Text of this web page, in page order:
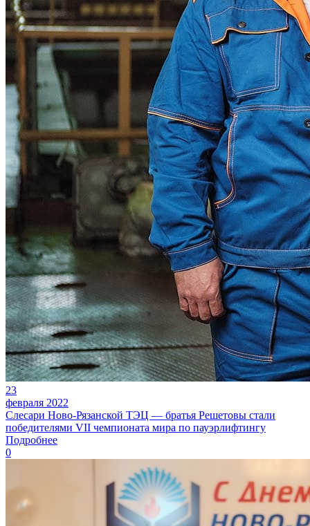
23
февраля 2022
Слесари Ново-Рязанской ТЭЦ — братья Решетовы стали
победителями VII чемпионата мира по пауэрлифтингу
Подробнее
0